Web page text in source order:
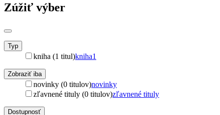
Zúžiť výber
Typ
kniha (1 titul)kniha1
Zobraziť iba
novinky (0 titulov)novinky
zľavnené tituly (0 titulov)zľavnené tituly
Dostupnosť